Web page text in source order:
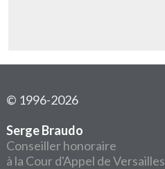
© 1996-2026
Serge Braudo
Conseiller honoraire
à la Cour d'Appel de Versailles